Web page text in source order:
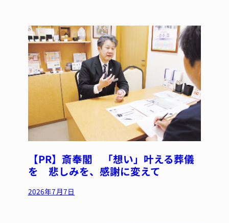
【PR】斎奉閣 「想い」叶える葬儀
を 悲しみを、感謝に変えて
2026年7月7日